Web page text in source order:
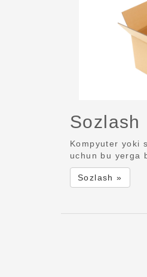
Sozlash
Kompyuter yoki
uchun bu yerga
Sozlash »